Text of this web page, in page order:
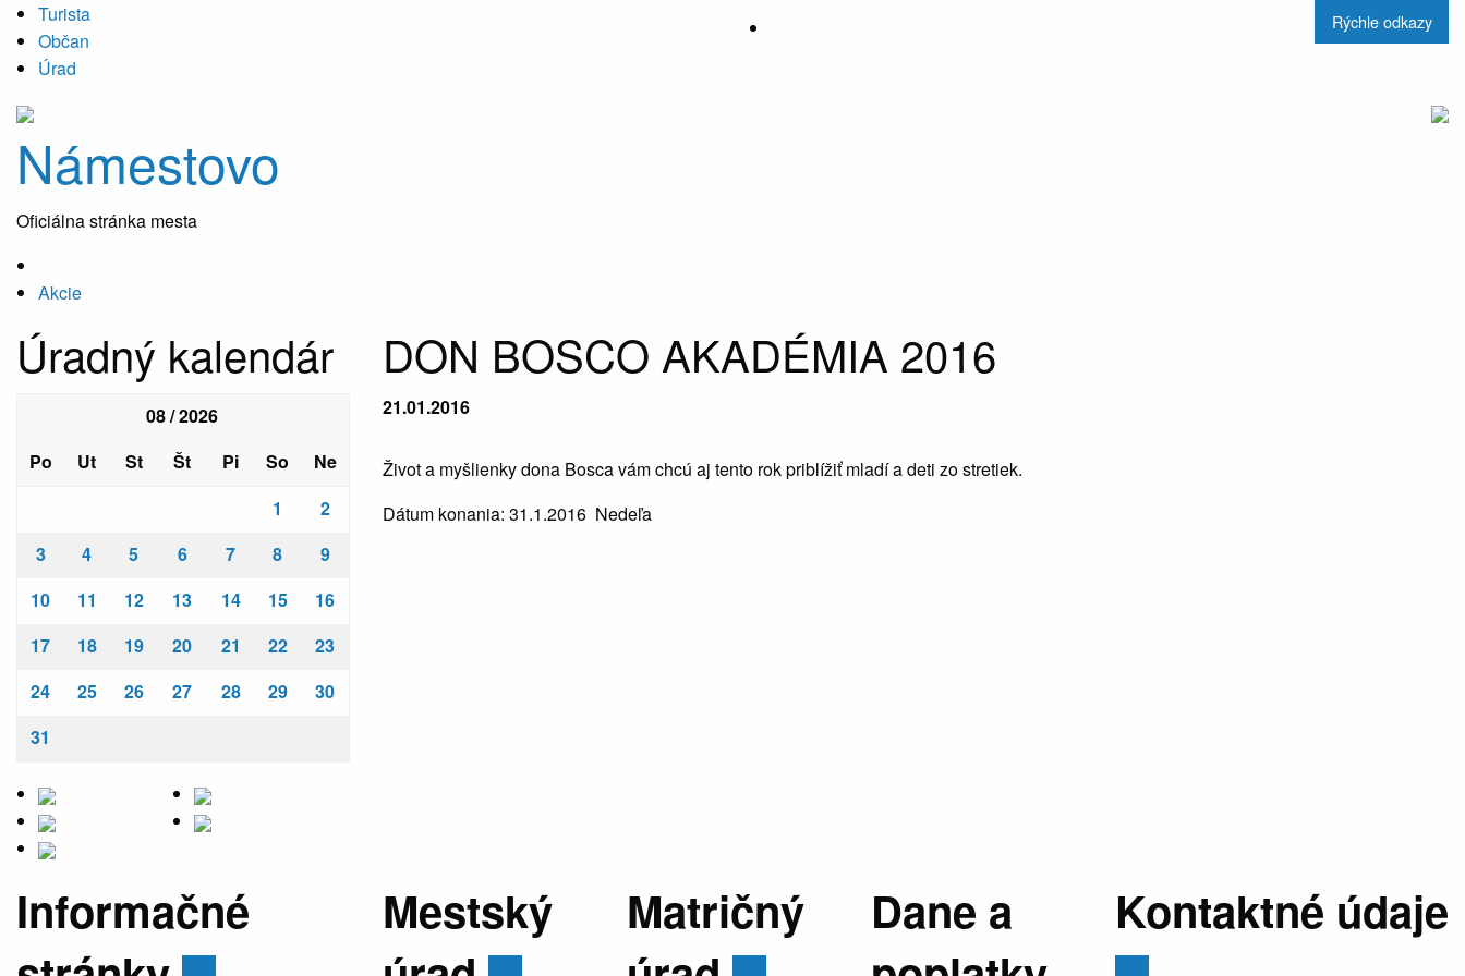
Turista
Občan
Úrad
Rýchle odkazy
Námestovo
Oficiálna stránka mesta
Akcie
Úradný kalendár
08 / 2026
Po
Ut St Št Pi So
Ne
1
2
3
4 5 6 7 8
9
10
11 12 13 14 15
16
17
18 19 20 21 22
23
24
25 26 27 28 29
30
31
DON BOSCO AKADÉMIA 2016
21.01.2016
Život a myšlienky dona Bosca vám chcú aj tento rok priblížiť mladí a deti zo stretiek.
Dátum konania: 31.1.2016 Nedeľa
Informačné
Mestský
Matričný
Dane a
Kontaktné údaje